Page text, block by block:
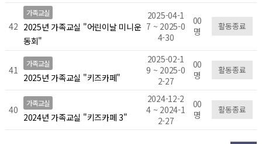
42
가족교실
2025년 가족교실 "어린이날 미니운
동회"
2025-04-1
7 ~ 2025-0
4-30
00
명
활동종료
41
가족교실
2025년 가족교실 "키즈카페"
2025-02-1
9 ~ 2025-0
2-27
00
명
활동종료
40
가족교실
2024년 가족교실 "키즈카페 3"
2024-12-2
4 ~ 2024-1
2-27
00
명
활동종료